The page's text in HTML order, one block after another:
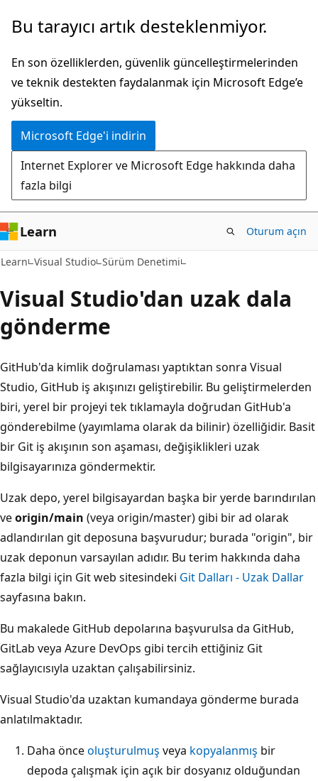
Ana
atla
Bu tarayıcı artık desteklenmiyor.
En son özelliklerden, güvenlik güncelleştirmelerinden
ve teknik destekten faydalanmak için Microsoft Edge’e
yükseltin.
Microsoft Edge'i indirin
Internet Explorer ve Microsoft Edge hakkında daha
fazla bilgi
Learn Oturum açın
Learn Visual Studio Sürüm Denetimi
Visual Studio'dan uzak dala
gönderme
GitHub'da kimlik doğrulaması yaptıktan sonra Visual
Studio, GitHub iş akışınızı geliştirebilir. Bu geliştirmelerden
biri, yerel bir projeyi tek tıklamayla doğrudan GitHub'a
gönderebilme (yayımlama olarak da bilinir) özelliğidir. Basit
bir Git iş akışının son aşaması, değişiklikleri uzak
bilgisayarınıza göndermektir.
Uzak depo, yerel bilgisayardan başka bir yerde barındırılan
veorigin/main (veya origin/master) gibi bir ad olarak
adlandırılan git deposuna başvurudur; burada "origin", bir
uzak deponun varsayılan adıdır. Bu terim hakkında daha
fazla bilgi için Git web sitesindeki Git Dalları - Uzak Dallar
sayfasına bakın.
Bu makalede GitHub depolarına başvurulsa da GitHub,
GitLab veya Azure DevOps gibi tercih ettiğiniz Git
sağlayıcısıyla uzaktan çalışabilirsiniz.
Visual Studio'da uzaktan kumandaya gönderme burada
anlatılmaktadır.
Daha önceoluşturulmuş veya kopyalanmış bir
depoda çalışmak için açık bir dosyanız olduğundan